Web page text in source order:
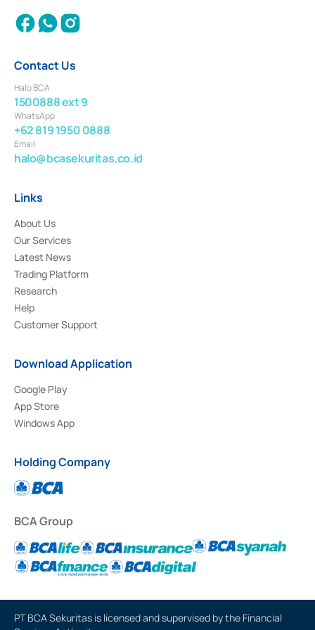
Contact Us
Halo BCA
1500888 ext 9
WhatsApp
+62 819 1950 0888
Email
halo@bcasekuritas.co.id
Links
About Us
Our Services
Latest News
Trading Platform
Research
Help
Customer Support
Download Application
Google Play
App Store
Windows App
Holding Company
BCA Group
PT BCA Sekuritas is licensed and supervised by the Financial